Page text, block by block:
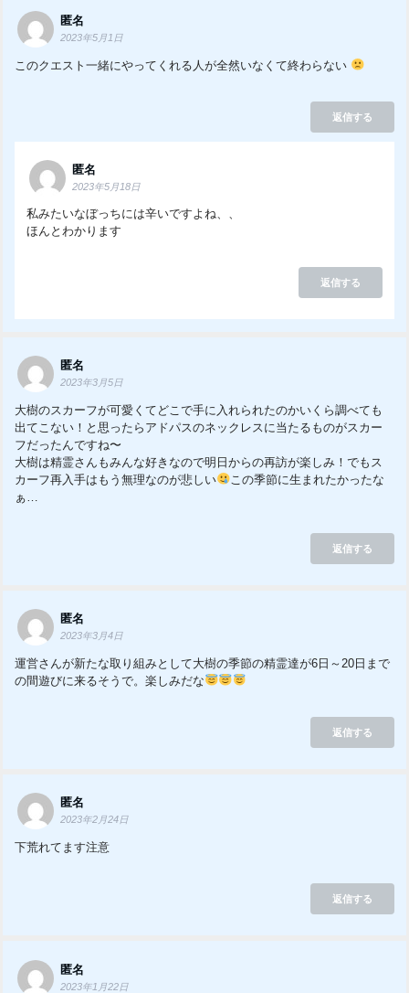
匿名
2023年5月1日
このクエスト一緒にやってくれる人が全然いなくて終わらない
返信する
匿名
2023年5月18日
私みたいなぼっちには辛いですよね、、
ほんとわかります
返信する
匿名
2023年3月5日
大樹のスカーフが可愛くてどこで手に入れられたのかいくら調べても
出てこない！と思ったらアドパスのネックレスに当たるものがスカー
フだったんですね〜
大樹は精霊さんもみんな好きなので明日からの再訪が楽しみ！でもス
カーフ再入手はもう無理なのが悲しい
この季節に生まれたかったな
ぁ…
返信する
匿名
2023年3月4日
運営さんが新たな取り組みとして大樹の季節の精霊達が6日～20日まで
の間遊びに来るそうで。楽しみだな
返信する
匿名
2023年2月24日
下荒れてます注意
返信する
匿名
2023年1月22日